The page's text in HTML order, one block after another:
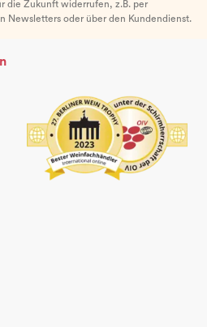
die Zukunft widerrufen, z.B. per
Newsletters oder über den Kundendienst.